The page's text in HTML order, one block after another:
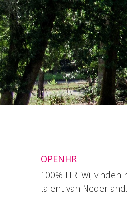
OPENHR
100% HR. Wij vinden
talent van